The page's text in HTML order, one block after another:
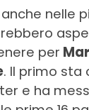
nelle
per
. Il primo sta
e ha